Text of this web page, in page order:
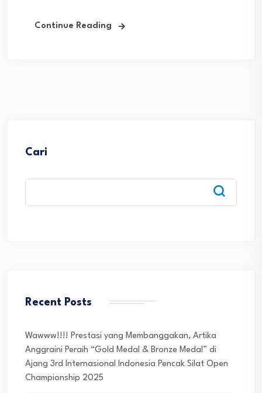
Continue Reading
Cari
Recent Posts
Wawww!!!! Prestasi yang Membanggakan, Artika
Anggraini Peraih “Gold Medal & Bronze Medal” di
Ajang 3rd Internasional Indonesia Pencak Silat Open
Championship 2025